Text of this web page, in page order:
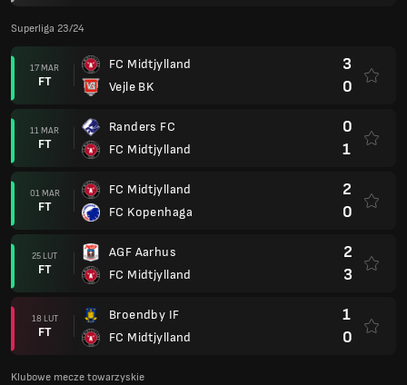
Superliga 23/24
17 MAR
FT
FC Midtjylland
Vejle BK
3
0
11 MAR
FT
Randers FC
FC Midtjylland
0
1
01 MAR
FT
FC Midtjylland
FC Kopenhaga
2
0
25 LUT
FT
AGF Aarhus
FC Midtjylland
2
3
18 LUT
FT
Broendby IF
FC Midtjylland
1
0
Klubowe mecze towarzyskie